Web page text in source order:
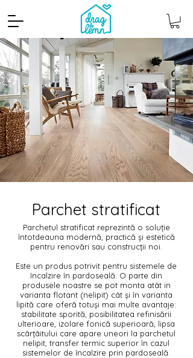
Parchet stratificat
Parchetul stratificat reprezintă o soluție
întotdeauna modernă, practică și estetică
pentru renovări sau construcții noi.
Este un produs potrivit pentru sistemele de
încalzire în pardoseală. O parte din
produsele noastre se pot monta atât in
varianta flotant (nelipit) cât și în varianta
lipită care oferă totuși mai multe avantaje:
stabilitate sporită, posibilitatea refinisării
ulterioare, izolare fonică superioară, lipsa
scârțâitului care apare uneori la parchetul
nelipit, transfer termic superior în cazul
sistemelor de încalzire prin pardoseală.